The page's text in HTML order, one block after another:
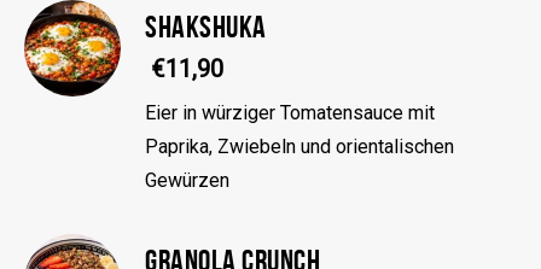
SHAKSHUKA
€11,90
Eier in würziger Tomatensauce mit
Paprika, Zwiebeln und orientalischen
Gewürzen
GRANOLA CRUNCH